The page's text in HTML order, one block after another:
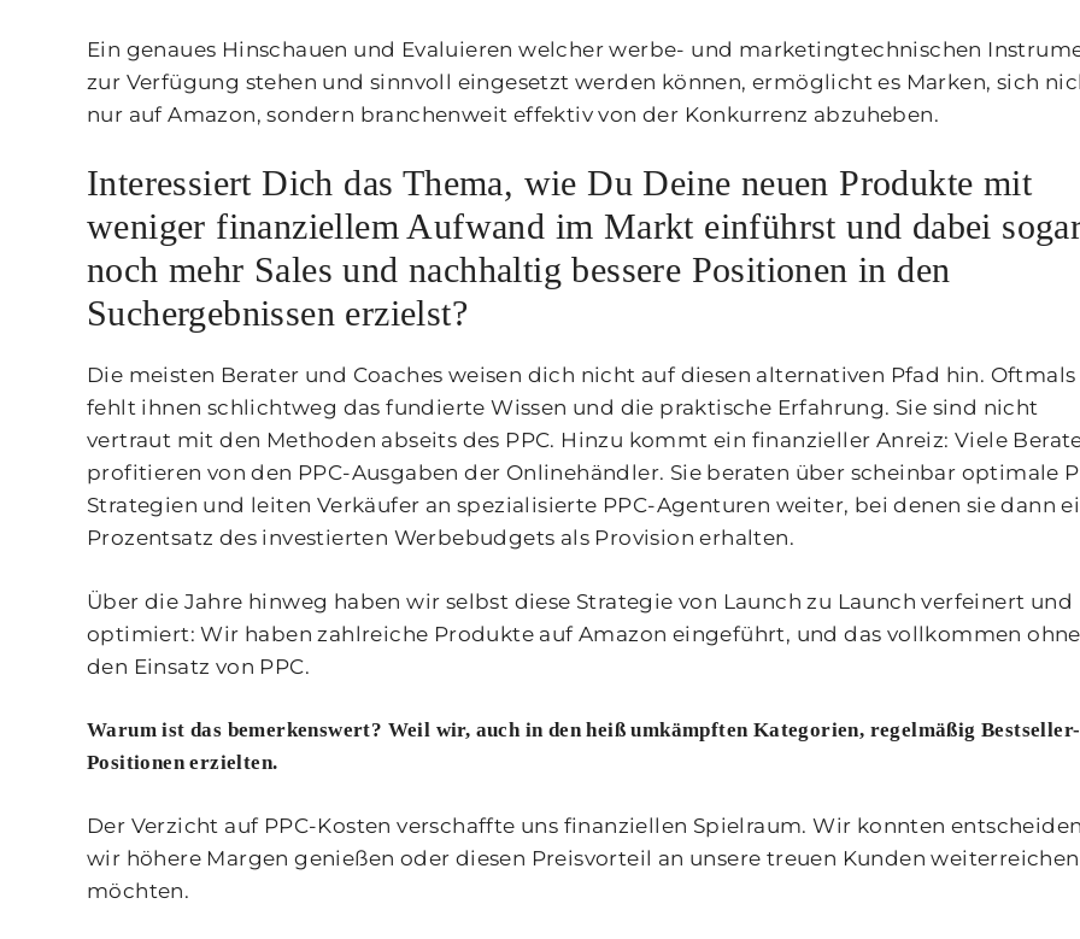
Ein genaues Hinschauen und Evaluieren welcher werbe- und marketingtechnischen
zur Verfügung stehen und sinnvoll eingesetzt werden können, ermöglicht es Marken, sich
nur auf Amazon, sondern branchenweit effektiv von der Konkurrenz abzuheben.
Interessiert Dich das Thema, wie Du Deine neuen Produkte mit
weniger finanziellem Aufwand im Markt einführst und dabei
noch mehr Sales und nachhaltig bessere Positionen in den
Suchergebnissen erzielst?
Die meisten Berater und Coaches weisen dich nicht auf diesen alternativen Pfad hin. Oftmals
fehlt ihnen schlichtweg das fundierte Wissen und die praktische Erfahrung. Sie sind nicht
vertraut mit den Methoden abseits des PPC. Hinzu kommt ein finanzieller Anreiz: Viele
profitieren von den PPC-Ausgaben der Onlinehändler. Sie beraten über scheinbar optimale
Strategien und leiten Verkäufer an spezialisierte PPC-Agenturen weiter, bei denen sie dann
Prozentsatz des investierten Werbebudgets als Provision erhalten.
Über die Jahre hinweg haben wir selbst diese Strategie von Launch zu Launch verfeinert und
optimiert: Wir haben zahlreiche Produkte auf Amazon eingeführt, und das vollkommen ohne
den Einsatz von PPC.
Warum ist das bemerkenswert? Weil wir, auch in den heiß umkämpften Kategorien, regelmäßig Bestseller-
Positionen erzielten.
Der Verzicht auf PPC-Kosten verschaffte uns finanziellen Spielraum. Wir konnten
wir höhere Margen genießen oder diesen Preisvorteil an unsere treuen Kunden weiterreichen
möchten.